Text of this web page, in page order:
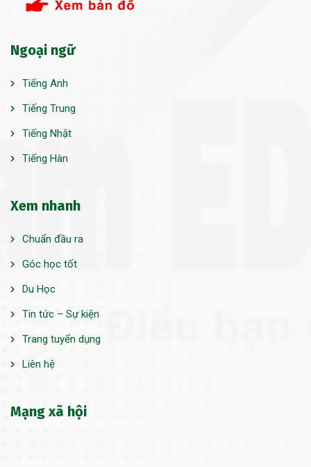
Ngoại ngữ
Tiếng Anh
Tiếng Trung
Tiếng Nhật
Tiếng Hàn
Xem nhanh
Chuẩn đầu ra
Góc học tốt
Du Học
Tin tức – Sự kiện
Trang tuyển dụng
Liên hệ
Mạng xã hội